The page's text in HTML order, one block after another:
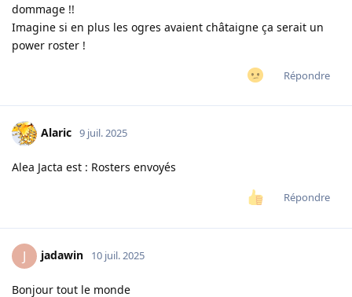
dommage !!
Imagine si en plus les ogres avaient châtaigne ça serait un
power roster !
Répondre
Alaric 9 juil. 2025
Alea Jacta est : Rosters envoyés
Répondre
J jadawin 10 juil. 2025
Bonjour tout le monde